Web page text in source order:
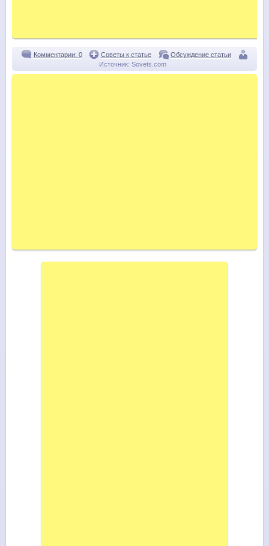
Комментарии: 0 Советы к статье
Обсуждение статьи
Источник: Sovets.com